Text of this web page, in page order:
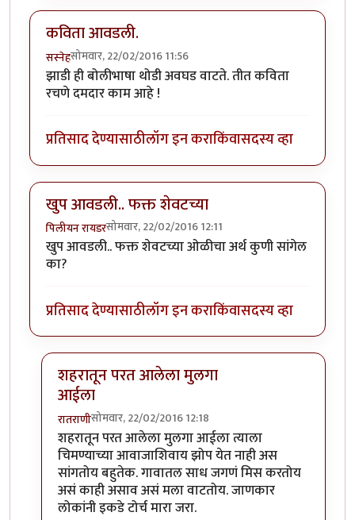
कविता आवडली.
सस्नेहसोमवार, 22/02/2016 11:56
झाडी ही बोलीभाषा थोडी अवघड वाटते. तीत कविता
रचणे दमदार काम आहे !
प्रतिसाद देण्यासाठीलॉग इन कराकिंवासदस्य व्हा
खुप आवडली.. फक्त शेवटच्या
पिलीयन रायडरसोमवार, 22/02/2016 12:11
खुप आवडली.. फक्त शेवटच्या ओळीचा अर्थ कुणी सांगेल
का?
प्रतिसाद देण्यासाठीलॉग इन कराकिंवासदस्य व्हा
शहरातून परत आलेला मुलगा
आईला
रातराणीसोमवार, 22/02/2016 12:18
In reply toखुप आवडली.. फक्त शेवटच्याby
शहरातून परत आलेला मुलगा आईला त्याला
चिमण्याच्या आवाजाशिवाय झोप येत नाही अस
सांगतोय बहुतेक. गावातल साध जगणं मिस करतोय
असं काही असाव असं मला वाटतोय. जाणकार
लोकांनी इकडे टोर्च मारा जरा.